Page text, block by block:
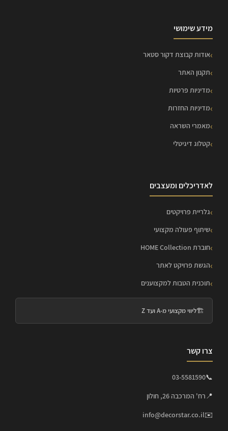
מידע שימושי
אודות קבוצת דקור סטאר
תקנון האתר
מדיניות פרטיות
מדיניות החזרות
מאמרי השראה
קטלוג דיגיטלי
לאדריכלים ומעצבים
גלריית פרויקטים
שיתוף פעולה מקצועי
חוברת HOME Collection
הגשת פרויקט לאתר
תוכנית הטבות למקצוענים
🏗️ליווי מקצועי מ-A ועד Z
צרו קשר
📞
03-5581590
📍רח' המרכבה 26, חולון
✉️
info@decorstar.co.il